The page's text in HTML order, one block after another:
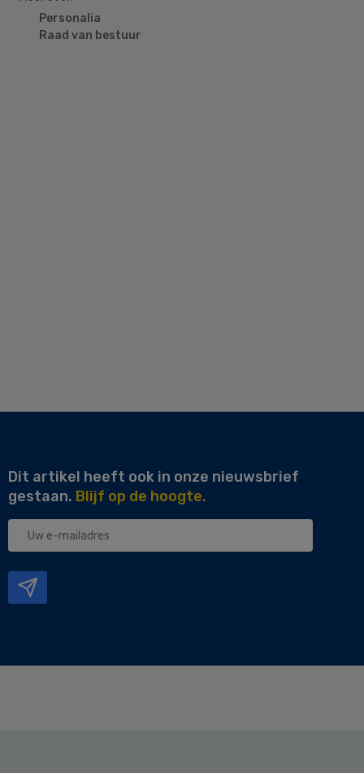
Personalia
Raad van bestuur
Dit artikel heeft ook in onze nieuwsbrief
gestaan. Blijf op de hoogte.
Uw